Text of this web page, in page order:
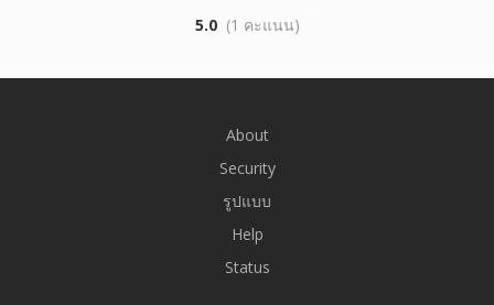
5.0 (1 คะแนน)
About
Security
รูปแบบ
Help
Status